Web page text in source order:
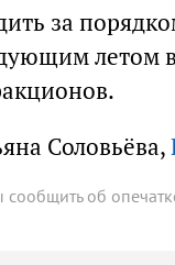
за
летом в
Соловьёва,
сообщить об